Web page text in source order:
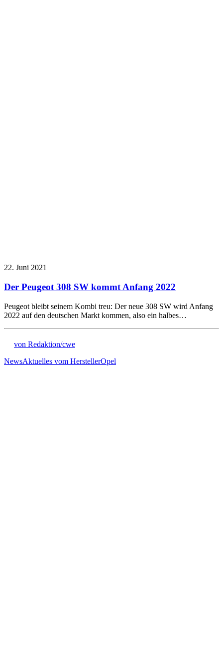
22. Juni 2021
Der Peugeot 308 SW kommt Anfang 2022
Peugeot bleibt seinem Kombi treu: Der neue 308 SW wird Anfang
2022 auf den deutschen Markt kommen, also ein halbes…
von Redaktion/cwe
NewsAktuelles vom HerstellerOpel